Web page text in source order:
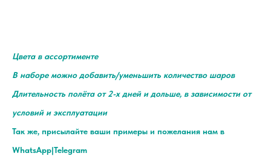
Цвета в ассортименте
В наборе можно добавить/уменьшить количество шаров
Длительность полёта от 2-х дней и дольше, в зависимости от
условий и эксплуатации
Так же, присылайте ваши примеры и пожелания нам в
WhatsApp|Telegram